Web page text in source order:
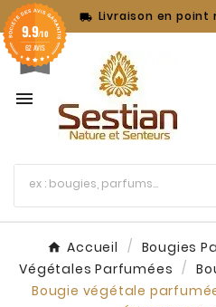
 Livraison en point

Accueil Bougies
Végétales Parfumées
Bougie végétale
9.9/10
62 AVIS